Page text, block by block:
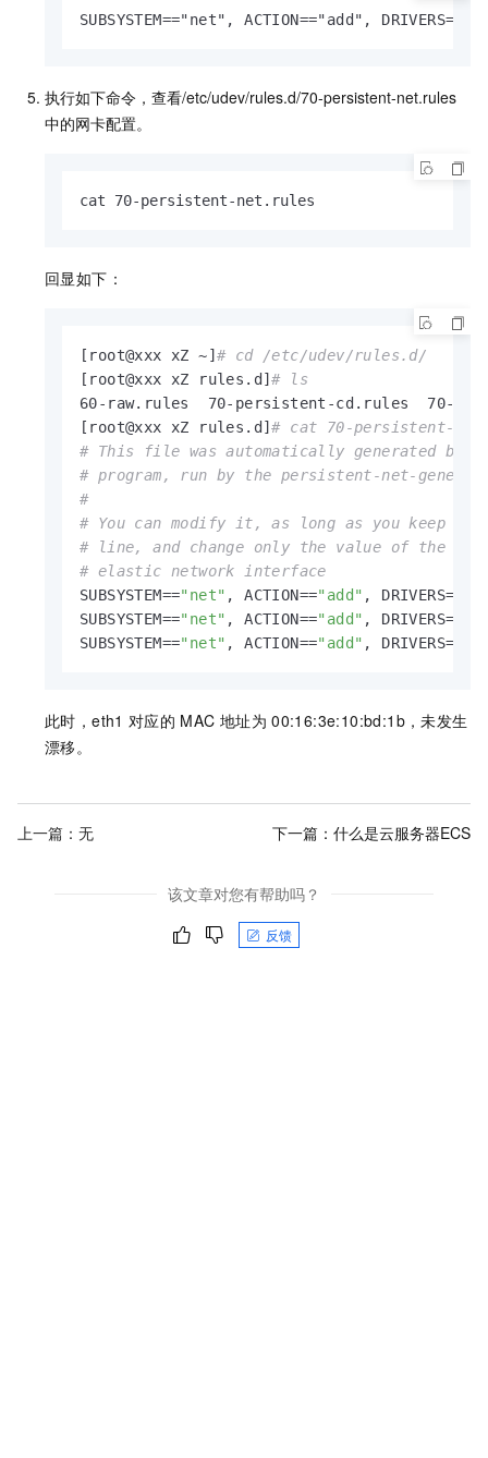
SUBSYSTEM=="net", ACTION=="add",
执行如下命令，查看/etc/udev/rules.d/70-persistent-net.rules
中的网卡配置。
cat 70-persistent-net.rules
回显如下：
[root@xxx xZ ~] # cd /etc/udev/rules.d/
[root@xxx xZ rules.d]# ls
60-raw.rules  70-persistent-cd.rules  70-
[root@xxx xZ rules.d]# cat 70-persistent-
# This file was automatically generated by
# program, run by the persistent-net-
#
# You can modify it, as long as you keep
# line, and change only the value of the
# elastic network interface
SUBSYSTEM=="net" , ACTION=="add" , DRIVERS==
SUBSYSTEM=="net" , ACTION=="add" , DRIVERS==
SUBSYSTEM=="net" , ACTION=="add" , DRIVERS==
此时，eth1 对应的 MAC 地址为 00:16:3e:10:bd:1b，未发生
漂移。
上一篇：无 下一篇： 什么是云服务器ECS
该文章对您有帮助吗？
反馈